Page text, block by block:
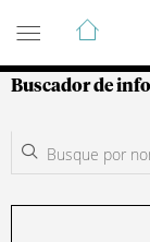
Guía de
Buscador de